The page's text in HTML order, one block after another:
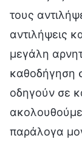
τους
αντιλήψεις
μεγάλη
καθοδήγηση
οδηγούν σε
παράλογα